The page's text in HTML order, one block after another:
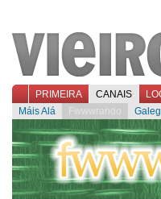
PRIMEIRA CANAIS
Máis Alá
Fwwwrando